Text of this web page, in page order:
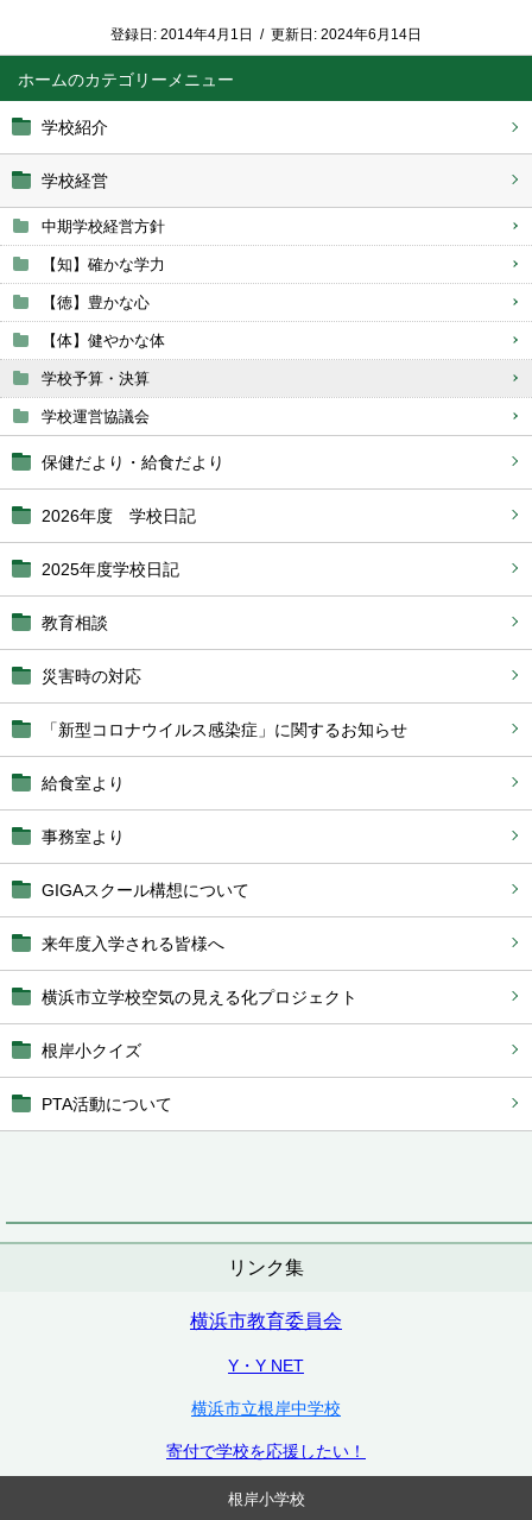
ホーム
学校紹介
学校経営
中期学校経営方針
【知】確かな学力
【徳】豊かな心
【体】健やかな体
学校予算・決算
学校運営協議会
保健だより・給食だより
2026年度 学校日記
2025年度学校日記
教育相談
災害時の対応
「新型コロナウイルス感染症」に関するお知らせ
給食室より
事務室より
GIGAスクール構想について
来年度入学される皆様へ
横浜市立学校空気の見える化プロジェクト
根岸小クイズ
PTA活動について
リンク集
横浜市教育委員会
Y・Y NET
横浜市立根岸中学校
寄付で学校を応援したい！
登録日: 2014年4月1日 / 更新日: 2024年6月14日
根岸小学校